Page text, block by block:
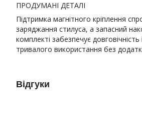
ПРОДУМАНІ ДЕТАЛІ
Підтримка магнітного кріплення
заряджання стилуса, а запасний
комплекті забезпечує довговічність
тривалого використання без
Відгуки